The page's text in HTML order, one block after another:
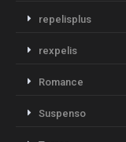
repelisplus
rexpelis
Romance
Suspenso